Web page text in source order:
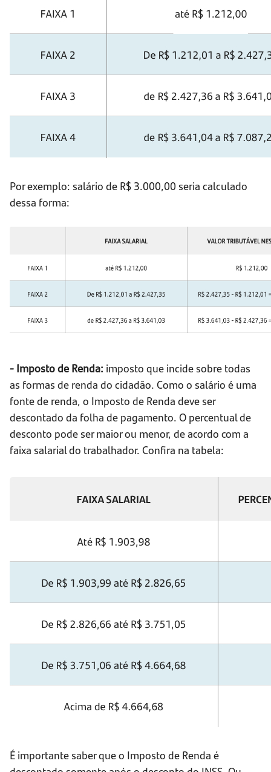
Por exemplo: salário de R$ 3.000,00 seria calculado
dessa forma:
- Imposto de Renda: imposto que incide sobre todas
as formas de renda do cidadão. Como o salário é uma
fonte de renda, o Imposto de Renda deve ser
descontado da folha de pagamento. O percentual de
desconto pode ser maior ou menor, de acordo com a
faixa salarial do trabalhador. Confira na tabela:
É importante saber que o Imposto de Renda é